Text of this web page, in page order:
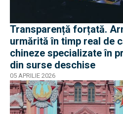
Transparență forțată.
urmărită în timp real de
chineze specializate în
din surse deschise
05 APRILIE 2026